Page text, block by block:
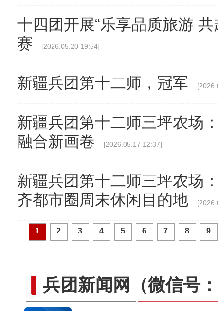
十四团开展“乐享品质旅游
赛
[2026.05.20 19:54]
新疆兵团第十二师，冠军
新疆兵团第十二师三坪农场
融合新画卷
[2026.05.17 12:37]
新疆兵团第十二师三坪农场
齐都市圈周末休闲目的地
1 2 3 4 5 6 7 8 9
兵团新闻网 （微信号